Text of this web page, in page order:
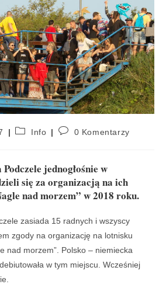
Info 0 Komentarzy
jednogłośnie w
się za organizacją na ich
nad morzem” w 2018 roku.
zasiada 15 radnych i wszyscy
zgody na organizację na lotnisku
nad morzem”. Polsko – niemiecka
w tym miejscu. Wcześniej